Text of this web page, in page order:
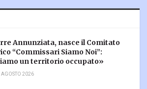
Annunziata, nasce il Comitato
“Commissari Siamo Noi”:
un territorio occupato»
AGOSTO 2026